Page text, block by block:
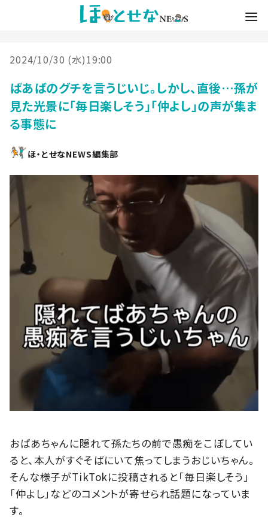
2024/10/30 (水)19:00
ばあばのグチを言うじいじ。しかし、直後…孫が
見た光景に「毎日楽しそう」「仲よし」の声が集ま
る事態に
ほ・とせなNEWS編集部
おばあちゃんに隠れて孫たちの前で愚痴をこぼしてい
ると、本人がすぐそばにいて焦ってしまうおじいちゃん。
そんな様子がTikTokに投稿されると「毎日楽しそう」
「仲よし」などのコメントが寄せられ話題になっていま
す。